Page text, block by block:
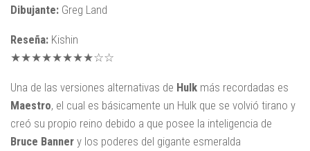
Dibujante: Greg Land
Reseña: Kishin
★★★★★★★★☆☆
Una de las versiones alternativas de Hulk más recordadas es
Maestro, el cual es básicamente un Hulk que se volvió tirano y
creó su propio reino debido a que posee la inteligencia de
Bruce Banner y los poderes del gigante esmeralda